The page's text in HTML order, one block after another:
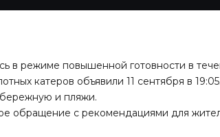
в режиме повышенной готовности в
катеров объявили 11 сентября в
и пляжи.
обращение с рекомендациями для